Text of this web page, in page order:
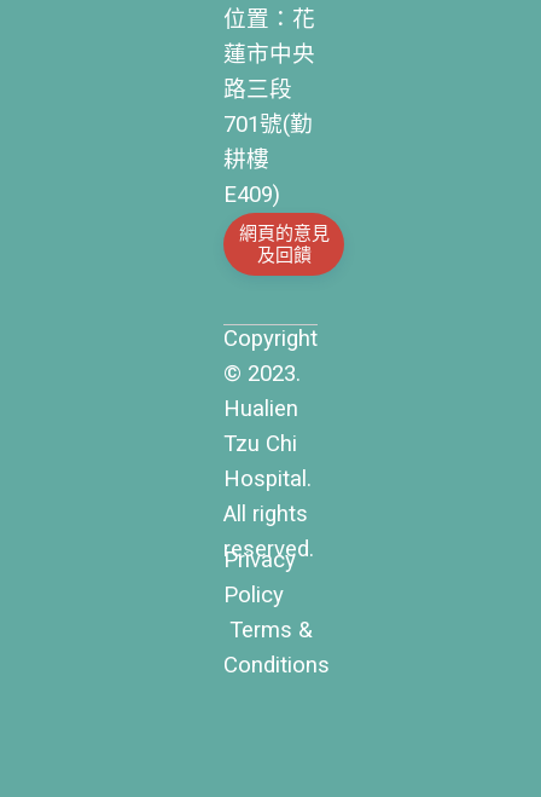
位置：花
蓮市中央
路三段
701號(勤
耕樓
E409)
網頁的意見
及回饋
Copyright
© 2023.
Hualien
Tzu Chi
Hospital.
All rights
reserved.
Privacy
Policy
Terms &
Conditions